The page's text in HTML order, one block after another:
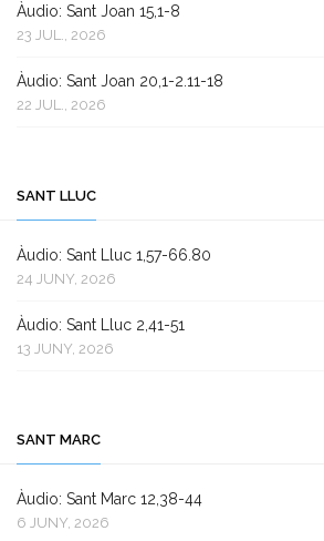
Àudio: Sant Joan 15,1-8
23 JUL., 2026
Àudio: Sant Joan 20,1-2.11-18
22 JUL., 2026
SANT LLUC
Àudio: Sant Lluc 1,57-66.80
24 JUNY, 2026
Àudio: Sant Lluc 2,41-51
13 JUNY, 2026
SANT MARC
Àudio: Sant Marc 12,38-44
6 JUNY, 2026